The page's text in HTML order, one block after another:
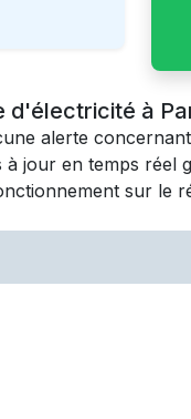
d'électricité à
alerte
à jour en temps réel
sur le